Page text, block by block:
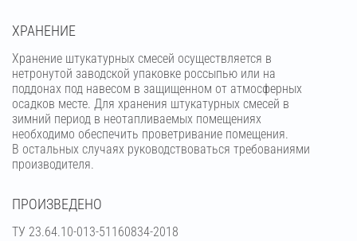
ХРАНЕНИЕ
Хранение штукатурных смесей осуществляется в
нетронутой заводской упаковке россыпью или на
поддонах под навесом в защищенном от атмосферных
осадков месте. Для хранения штукатурных смесей в
зимний период в неотапливаемых помещениях
необходимо обеспечить проветривание помещения.
В остальных случаях руководствоваться требованиями
производителя.
ПРОИЗВЕДЕНО
ТУ 23.64.10-013-51160834-2018